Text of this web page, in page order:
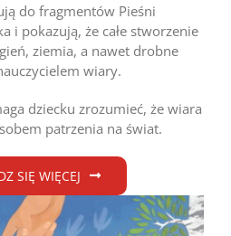
do fragmentów Pieśni
i pokazują, że całe stworzenie
ziemia, a nawet drobne
wiary.
dziecku zrozumieć, że wiara
patrzenia na świat.
SIĘ WIĘCEJ